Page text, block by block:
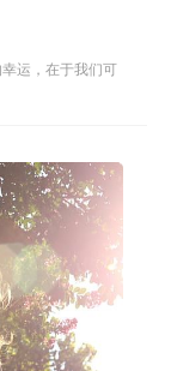
运，在于我们可